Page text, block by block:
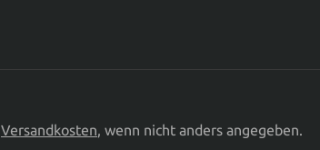
Versandkosten, wenn nicht anders angegeben.